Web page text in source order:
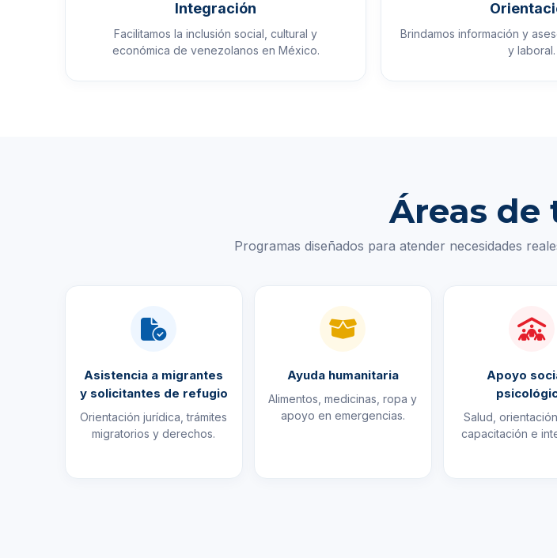
Integración
Facilitamos la inclusión social, cultural y
económica de venezolanos en México.
Brindamos información y
y laboral.
Áreas de
Programas diseñados para atender necesidades
Asistencia a migrantes
y solicitantes de refugio
Orientación jurídica, trámites
migratorios y derechos.
Ayuda humanitaria
Alimentos, medicinas, ropa y
apoyo en emergencias.
Apoyo
Salud,
capacitación e